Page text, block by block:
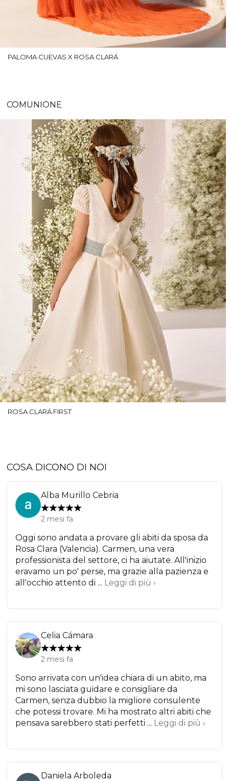
PALOMA CUEVAS X ROSA CLARÁ
COMUNIONE
ROSA CLARÁ FIRST
COSA DICONO DI NOI
Alba Murillo Cebria
2 mesi fa
Oggi sono andata a provare gli abiti da sposa da
Rosa Clara (Valencia). Carmen, una vera
professionista del settore, ci ha aiutate. All'inizio
eravamo un po' perse, ma grazie alla pazienza e
all'occhio attento di ... Leggi di più ›
Celia Cámara
2 mesi fa
Sono arrivata con un'idea chiara di un abito, ma
mi sono lasciata guidare e consigliare da
Carmen, senza dubbio la migliore consulente
che potessi trovare. Mi ha mostrato altri abiti che
pensava sarebbero stati perfetti ... Leggi di più ›
Daniela Arboleda